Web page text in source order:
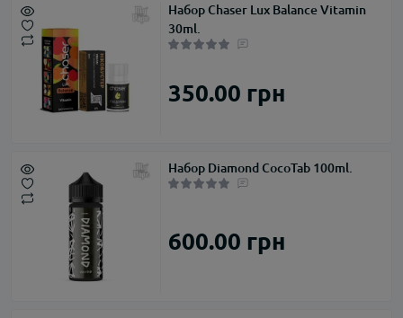
Набор Chaser Lux Balance Vitamin
30ml.
350.00 грн
Набор Diamond CocoTab 100ml.
600.00 грн